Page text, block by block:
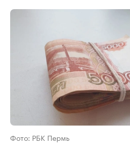
Фото: РБК Пермь